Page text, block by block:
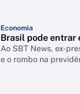
Economia
Brasil pode entrar
Ao SBT News, ex-
e o rombo na